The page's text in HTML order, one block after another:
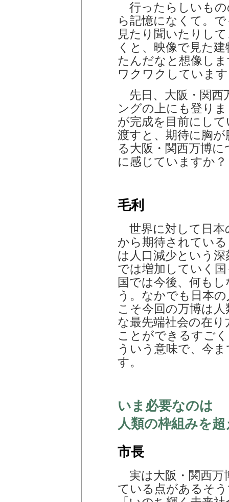
行ったらしいもの
ら記憶になくて。
見たり聞いたりし
くと、映像で見た
たんだなと想像し
ワクワクしていま
先日、大阪・関西
ングの上にも登り
が完成を目前にし
渡すと、期待に胸
る大阪・関西万博
に感じていますか？
毛利
世界に対して日本
から期待されてい
は人口減少という
では増加していく
国では今後、何も
う。なかでも日本
こそ今回の万博は
な最先端社会の在
ことができるすご
ういう意味で、今
す。
いま必要なのは
人類の枠組みを
市長
実は大阪・関西万
ている点があるそ